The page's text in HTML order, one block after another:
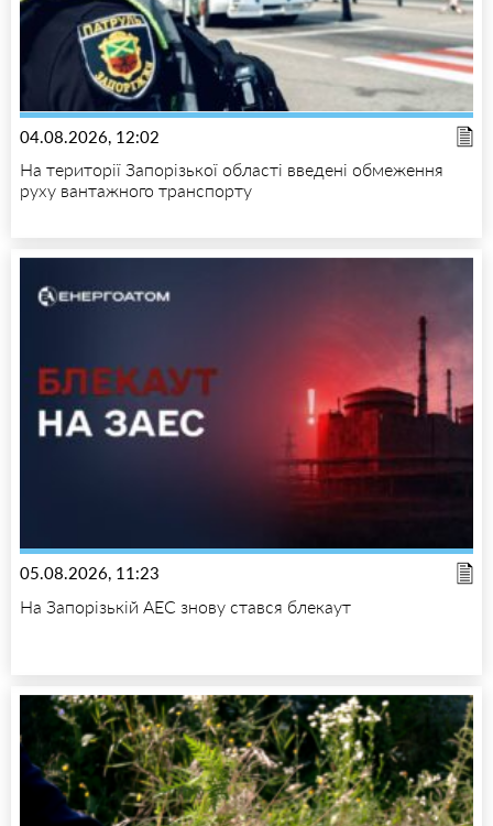
04.08.2026, 12:02
На території Запорізької області введені обмеження
руху вантажного транспорту
05.08.2026, 11:23
На Запорізькій АЕС знову стався блекаут